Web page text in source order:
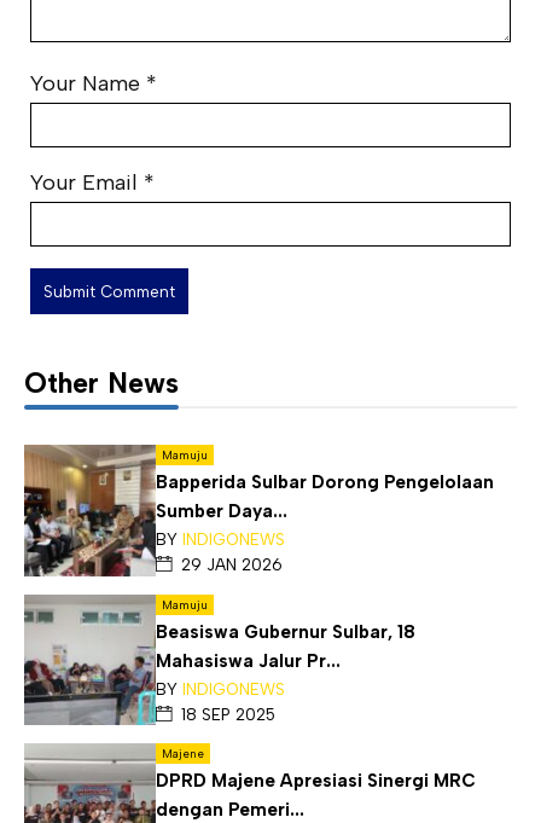
Your Name *
Your Email *
Other News
Mamuju
Bapperida Sulbar Dorong Pengelolaan
Sumber Daya...
BY INDIGONEWS
29 JAN 2026
Mamuju
Beasiswa Gubernur Sulbar, 18
Mahasiswa Jalur Pr...
BY INDIGONEWS
18 SEP 2025
Majene
DPRD Majene Apresiasi Sinergi MRC
dengan Pemeri...